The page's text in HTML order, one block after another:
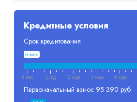
Кредитные условия
Срок кредитования
6 мес
6 мес 1 год 2 года 3 года 4 года
Первоначальный взнос 95 390 руб